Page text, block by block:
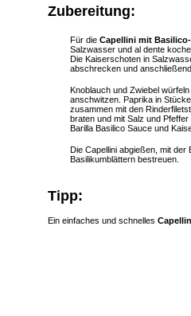
Zubereitung:
Für die Capellini mit
Salzwasser und al dente
Die Kaiserschoten in
abschrecken und
Knoblauch und Zwiebel
anschwitzen. Paprika in
zusammen mit den
braten und mit Salz und Pfeffer
Barilla Basilico Sauce und
Die Capellini abgießen, mit
Basilikumblättern bestreuen.
Tipp:
Ein einfaches und schnelles